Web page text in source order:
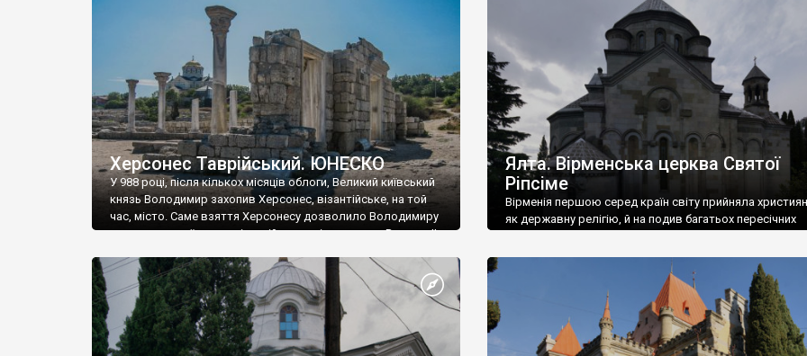
візантійської доби. Раритети викрадені з фондів об’єкту
культурної спадщини ЮНЕСКО «Херсонеса Таврійського».
Офіційно – на виставку «Золото Візантії», але експерти та
влада в Україні вважають це лише […]
називаються «повстяками» (postaki)…” “Вино. Крим
виробляє відмінне вино і його вдосталь: воно все
легке біле і дуже […]
Херсонес Таврійський. ЮНЕСКО
У 988 році, після кількох місяців облоги, Великий київський
князь Володимир захопив Херсонес, візантійське, на той
час, місто. Саме взяття Херсонесу дозволило Володимиру
диктувати свої умови візантійському імператору Василю ІІ,
Херсонесі Володимир-язичник, став Василем-
християнином. А потім було Хрещення Русі. На честь
Херсонесу Таврійського названо місто […]
Ялта. Вірменська церква Святої
Ріпсіме
Вірменія першою серед країн світу прийняла
як державну релігію, й на подив багатьох пересічних